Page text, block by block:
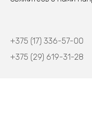
+375 (17) 336-57-00
+375 (29) 619-31-28